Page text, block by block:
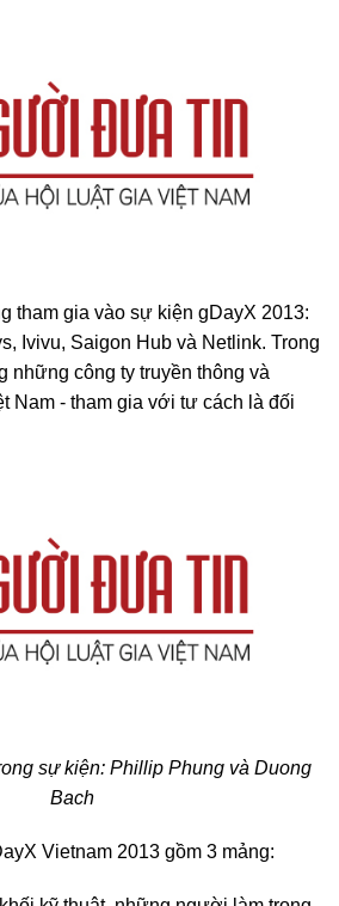
tham gia vào sự kiện gDayX 2013:
Ivivu, Saigon Hub và Netlink. Trong
những công ty truyền thông và
Nam - tham gia với tư cách là đối
sự kiện: Phillip Phung và Duong
Bach
Vietnam 2013 gồm 3 mảng: